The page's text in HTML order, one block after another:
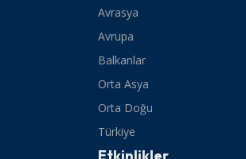
Avrasya
Avrupa
Balkanlar
Orta Asya
Orta Doğu
Türkiye